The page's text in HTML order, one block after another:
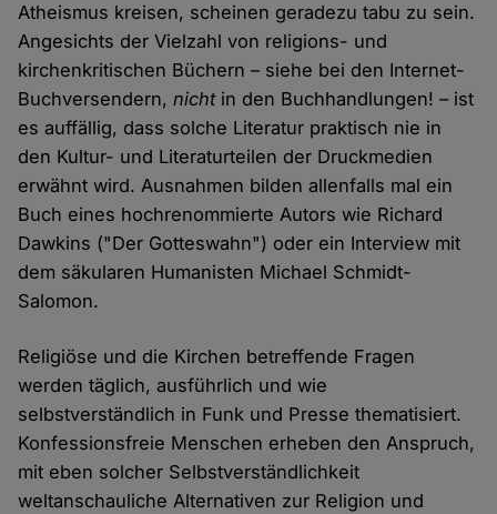
Atheismus kreisen, scheinen geradezu tabu zu sein.
Angesichts der Vielzahl von religions- und
kirchenkritischen Büchern – siehe bei den Internet-
Buchversendern,nichtin den Buchhandlungen! – ist
es auffällig, dass solche Literatur praktisch nie in
den Kultur- und Literaturteilen der Druckmedien
erwähnt wird. Ausnahmen bilden allenfalls mal ein
Buch eines hochrenommierte Autors wie Richard
Dawkins ("Der Gotteswahn") oder ein Interview mit
dem säkularen Humanisten Michael Schmidt-
Salomon.
Religiöse und die Kirchen betreffende Fragen
werden täglich, ausführlich und wie
selbstverständlich in Funk und Presse thematisiert.
Konfessionsfreie Menschen erheben den Anspruch,
mit eben solcher Selbstverständlichkeit
weltanschauliche Alternativen zur Religion und